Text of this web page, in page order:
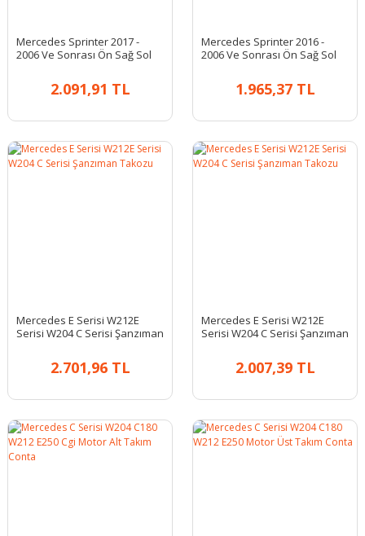
Mercedes Sprinter 2017 -
2006 Ve Sonrası Ön Sağ Sol
2.091,91 TL
Mercedes Sprinter 2016 -
2006 Ve Sonrası Ön Sağ Sol
1.965,37 TL
Mercedes E Serisi W212E
Serisi W204 C Serisi Şanzıman
2.701,96 TL
Mercedes E Serisi W212E
Serisi W204 C Serisi Şanzıman
2.007,39 TL